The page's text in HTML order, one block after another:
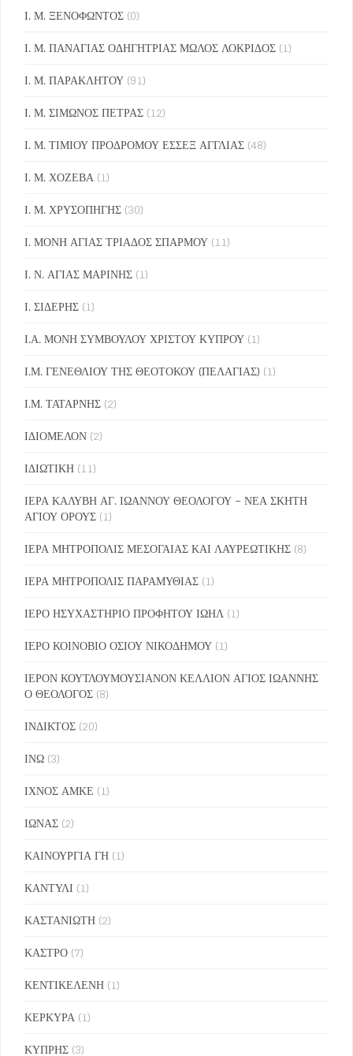
Ι. Μ. ΞΕΝΟΦΩΝΤΟΣ (0)
Ι. Μ. ΠΑΝΑΓΙΑΣ ΟΔΗΓΗΤΡΙΑΣ ΜΩΛΟΣ ΛΟΚΡΙΔΟΣ (1)
Ι. Μ. ΠΑΡΑΚΛΗΤΟΥ (91)
Ι. Μ. ΣΙΜΩΝΟΣ ΠΕΤΡΑΣ (12)
Ι. Μ. ΤΙΜΙΟΥ ΠΡΟΔΡΟΜΟΥ ΕΣΣΕΞ ΑΓΓΛΙΑΣ (48)
Ι. Μ. ΧΟΖΕΒΑ (1)
Ι. Μ. ΧΡΥΣΟΠΗΓΗΣ (30)
Ι. ΜΟΝΗ ΑΓΙΑΣ ΤΡΙΑΔΟΣ ΣΠΑΡΜΟΥ (11)
Ι. Ν. ΑΓΙΑΣ ΜΑΡΙΝΗΣ (1)
Ι. ΣΙΔΕΡΗΣ (1)
Ι.Α. ΜΟΝΗ ΣΥΜΒΟΥΛΟΥ ΧΡΙΣΤΟΥ ΚΥΠΡΟΥ (1)
Ι.Μ. ΓΕΝΕΘΛΙΟΥ ΤΗΣ ΘΕΟΤΟΚΟΥ (ΠΕΛΑΓΙΑΣ) (1)
Ι.Μ. ΤΑΤΑΡΝΗΣ (2)
ΙΔΙΟΜΕΛΟΝ (2)
ΙΔΙΩΤΙΚΗ (11)
ΙΕΡΑ ΚΑΛΥΒΗ ΑΓ. ΙΩΑΝΝΟΥ ΘΕΟΛΟΓΟΥ – ΝΕΑ ΣΚΗΤΗ
ΑΓΙΟΥ ΟΡΟΥΣ (1)
ΙΕΡΑ ΜΗΤΡΟΠΟΛΙΣ ΜΕΣΟΓΑΙΑΣ ΚΑΙ ΛΑΥΡΕΩΤΙΚΗΣ (8)
ΙΕΡΑ ΜΗΤΡΟΠΟΛΙΣ ΠΑΡΑΜΥΘΙΑΣ (1)
ΙΕΡΟ ΗΣΥΧΑΣΤΗΡΙΟ ΠΡΟΦΗΤΟΥ ΙΩΗΛ (1)
ΙΕΡΟ ΚΟΙΝΟΒΙΟ ΟΣΙΟΥ ΝΙΚΟΔΗΜΟΥ (1)
ΙΕΡΟΝ ΚΟΥΤΛΟΥΜΟΥΣΙΑΝΟΝ ΚΕΛΛΙΟΝ ΑΓΙΟΣ ΙΩΑΝΝΗΣ
Ο ΘΕΟΛΟΓΟΣ (8)
ΙΝΔΙΚΤΟΣ (20)
ΙΝΩ (3)
ΙΧΝΟΣ ΑΜΚΕ (1)
ΙΩΝΑΣ (2)
ΚΑΙΝΟΥΡΓΙΑ ΓΗ (1)
ΚΑΝΤΥΛΙ (1)
ΚΑΣΤΑΝΙΩΤΗ (2)
ΚΑΣΤΡΟ (7)
ΚΕΝΤΙΚΕΛΕΝΗ (1)
ΚΕΡΚΥΡΑ (1)
ΚΥΠΡΗΣ (3)